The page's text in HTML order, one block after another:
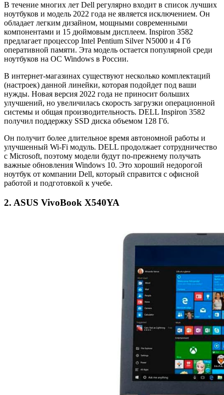
В течение многих лет Dell регулярно входит в список лучших
ноутбуков и модель 2022 года не является исключением. Он
обладает легким дизайном, мощными современными
компонентами и 15 дюймовым дисплеем. Inspiron 3582
предлагает процессор Intel Pentium Silver N5000 и 4 Гб
оперативной памяти. Эта модель остается популярной среди
ноутбуков на ОС Windows в России.
В интернет-магазинах существуют несколько комплектаций
(настроек) данной линейки, которая подойдет под ваши
нужды. Новая версия 2022 года не приносит больших
улучшений, но увеличилась скорость загрузки операционной
системы и общая производительность. DELL Inspiron 3582
получил поддержку SSD диска объемом 128 Гб.
Он получит более длительное время автономной работы и
улучшенный Wi-Fi модуль. DELL продолжает сотрудничество
с Microsoft, поэтому модели будут по-прежнему получать
важные обновления Windows 10. Это хороший недорогой
ноутбук от компании Dell, который справится с офисной
работой и подготовкой к учебе.
2. ASUS VivoBook X540YA